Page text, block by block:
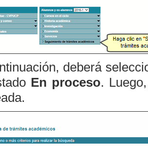
deberá
En proceso.